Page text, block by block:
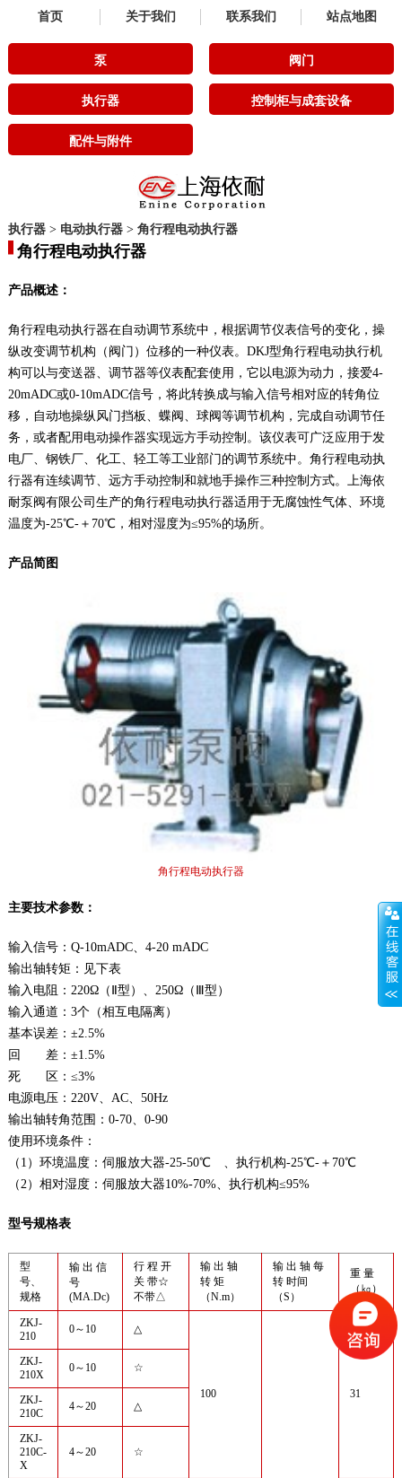
首页 关于我们 联系我们 站点地图
泵 阀门
执行器 控制柜与成套设备
配件与附件
执行器> 电动执行器> 角行程电动执行器
角行程电动执行器
产品概述：
角行程电动执行器在自动调节系统中，根据调节仪表信号的变化，操
纵改变调节机构（阀门）位移的一种仪表。DKJ型角行程电动执行机
构可以与变送器、调节器等仪表配套使用，它以电源为动力，接爱4-
20mADC或0-10mADC信号，将此转换成与输入信号相对应的转角位
移，自动地操纵风门挡板、蝶阀、球阀等调节机构，完成自动调节任
务，或者配用电动操作器实现远方手动控制。该仪表可广泛应用于发
电厂、钢铁厂、化工、轻工等工业部门的调节系统中。角行程电动执
行器有连续调节、远方手动控制和就地手操作三种控制方式。上海依
耐泵阀有限公司生产的角行程电动执行器适用于无腐蚀性气体、环境
温度为-25℃-＋70℃，相对湿度为≤95%的场所。
产品简图
角行程电动执行器
主要技术参数：
输入信号：Q-10mADC、4-20 mADC
输出轴转矩：见下表
输入电阻：220Ω（Ⅱ型）、250Ω（Ⅲ型）
输入通道：3个（相互电隔离）
基本误差：±2.5%
回 差：±1.5%
死 区：≤3%
电源电压：220V、AC、50Hz
输出轴转角范围：0-70、0-90
使用环境条件：
（1）环境温度：伺服放大器-25-50℃ 、执行机构-25℃-＋70℃
（2）相对湿度：伺服放大器10%-70%、执行机构≤95%
型号规格表
型
号、
规格
输 出 信
号
(MA.Dc)
行 程 开
关 带☆
不带△
输 出 轴
转 矩
（N.m）
输 出 轴 每
转 时间
（S）
重 量
（㎏）
ZKJ-
210
0～10 △
100 31
ZKJ-
210X
0～10 ☆
ZKJ-
210C
4～20 △
ZKJ-
210C-
X
4～20 ☆